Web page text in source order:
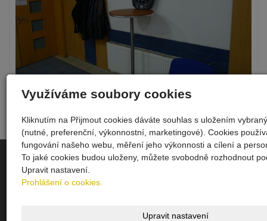
« zpět
INTERNATIONAL POLICE ASSOCIATION
(Czech Republic) Územní skupina Uherské Hradiště
Využíváme soubory cookies
Kliknutím na Přijmout cookies dáváte souhlas s uložením
(nutné, preferenční, výkonnostní, marketingové). Cookies
fungování našeho webu, měření jeho výkonnosti a cílení a
To jaké cookies budou uloženy, můžete svobodně rozhodnout
Upravit nastavení.
Prohlášení o cookies.
Upravit nastavení